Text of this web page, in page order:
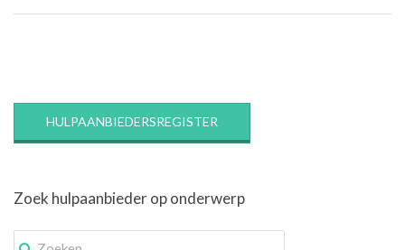
HULPAANBIEDERSREGISTER
Zoek hulpaanbieder op onderwerp
Zoek